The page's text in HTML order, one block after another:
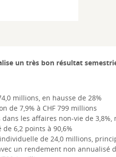
un très bon résultat
millions, en hausse de 28%
de 7,9% à CHF 799 millions
les affaires non-vie de
6,2 points à 90,6%
de 24,0 millions,
un rendement non annualisé